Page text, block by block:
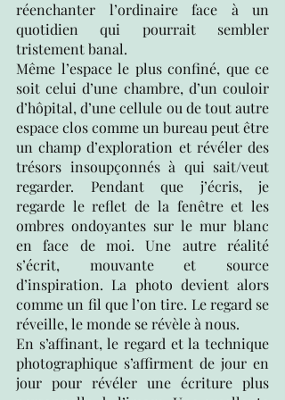
réenchanter l’ordinaire face à un
quotidien qui pourrait sembler
tristement banal.
Même l’espace le plus confiné, que ce
soit celui d’une chambre, d’un couloir
d’hôpital, d’une cellule ou de tout autre
espace clos comme un bureau peut être
un champ d’exploration et révéler des
trésors insoupçonnés à qui sait/veut
regarder. Pendant que j’écris, je
regarde le reflet de la fenêtre et les
ombres ondoyantes sur le mur blanc
en face de moi. Une autre réalité
s’écrit, mouvante et source
d’inspiration. La photo devient alors
comme un fil que l’on tire. Le regard se
réveille, le monde se révèle à nous.
En s’affinant, le regard et la technique
photographique s’affirment de jour en
jour pour révéler une écriture plus